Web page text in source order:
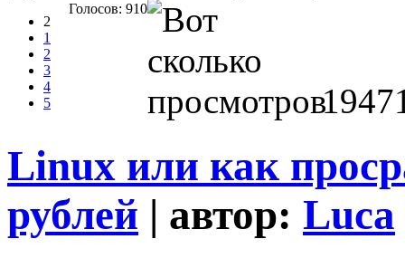
2
1
2
3
4
5
Голосов: 910
Linux или как
рублей | автор: Luca